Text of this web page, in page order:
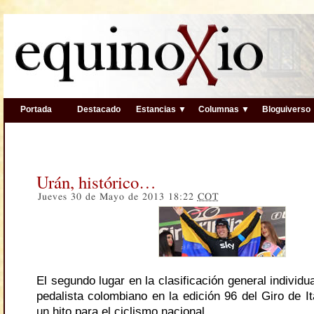
Portada Destacado Estancias ▼ Columnas ▼ Bloguiverso
Urán, histórico…
Jueves 30 de Mayo de 2013 18:22 COT
El segundo lugar en la clasificación general
pedalista colombiano en la edición 96 del Giro de